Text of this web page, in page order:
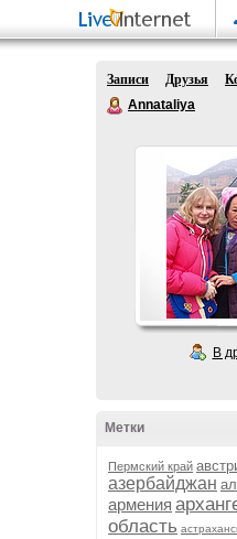
Записи Друзья
Annataliya
В
Метки
Пермский край
азербайджан
армения
область